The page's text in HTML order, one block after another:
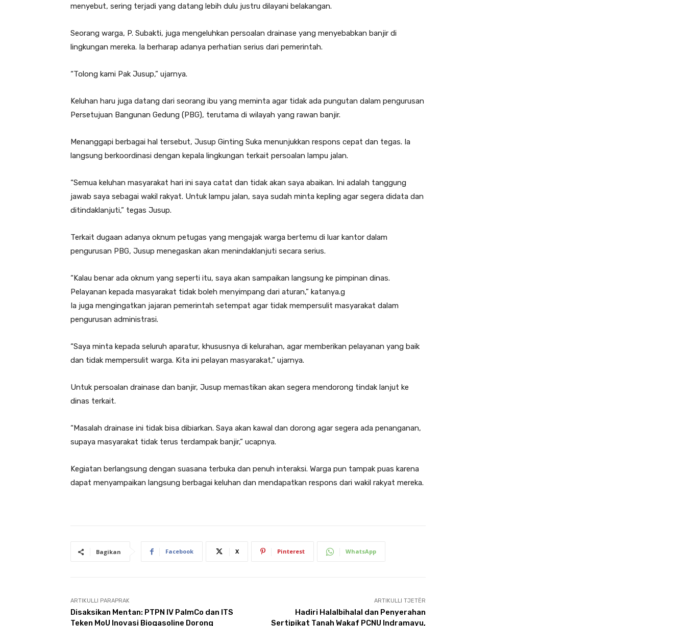
menyebut, sering terjadi yang datang lebih dulu justru dilayani belakangan.
Seorang warga, P. Subakti, juga mengeluhkan persoalan drainase yang menyebabkan banjir di
lingkungan mereka. Ia berharap adanya perhatian serius dari pemerintah.
“Tolong kami Pak Jusup,” ujarnya.
Keluhan haru juga datang dari seorang ibu yang meminta agar tidak ada pungutan dalam pengurusan
Persetujuan Bangunan Gedung (PBG), terutama di wilayah yang rawan banjir.
Menanggapi berbagai hal tersebut, Jusup Ginting Suka menunjukkan respons cepat dan tegas. Ia
langsung berkoordinasi dengan kepala lingkungan terkait persoalan lampu jalan.
“Semua keluhan masyarakat hari ini saya catat dan tidak akan saya abaikan. Ini adalah tanggung
jawab saya sebagai wakil rakyat. Untuk lampu jalan, saya sudah minta kepling agar segera didata dan
ditindaklanjuti,” tegas Jusup.
Terkait dugaan adanya oknum petugas yang mengajak warga bertemu di luar kantor dalam
pengurusan PBG, Jusup menegaskan akan menindaklanjuti secara serius.
“Kalau benar ada oknum yang seperti itu, saya akan sampaikan langsung ke pimpinan dinas.
Pelayanan kepada masyarakat tidak boleh menyimpang dari aturan,” katanya.g
Ia juga mengingatkan jajaran pemerintah setempat agar tidak mempersulit masyarakat dalam
pengurusan administrasi.
“Saya minta kepada seluruh aparatur, khususnya di kelurahan, agar memberikan pelayanan yang baik
dan tidak mempersulit warga. Kita ini pelayan masyarakat,” ujarnya.
Untuk persoalan drainase dan banjir, Jusup memastikan akan segera mendorong tindak lanjut ke
dinas terkait.
“Masalah drainase ini tidak bisa dibiarkan. Saya akan kawal dan dorong agar segera ada penanganan,
supaya masyarakat tidak terus terdampak banjir,” ucapnya.
Kegiatan berlangsung dengan suasana terbuka dan penuh interaksi. Warga pun tampak puas karena
dapat menyampaikan langsung berbagai keluhan dan mendapatkan respons dari wakil rakyat mereka.
Bagikan Facebook X Pinterest WhatsApp
ARTIKULLI PARAPRAK
Disaksikan Mentan: PTPN IV PalmCo dan ITS
Teken MoU Inovasi Biogasoline Dorong
ARTIKULLI TJETËR
Hadiri Halalbihalal dan Penyerahan
Sertipikat Tanah Wakaf PCNU Indramayu,